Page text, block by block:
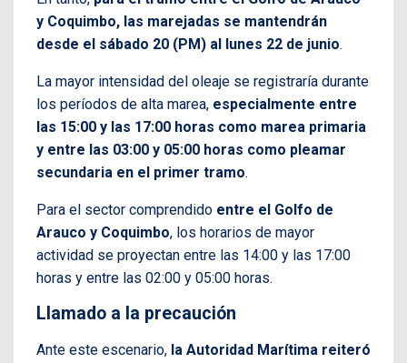
y Coquimbo, las marejadas se mantendrán
desde el sábado 20 (PM) al lunes 22 de junio.
La mayor intensidad del oleaje se registraría durante
los períodos de alta marea, especialmente entre
las 15:00 y las 17:00 horas como marea primaria
y entre las 03:00 y 05:00 horas como pleamar
secundaria en el primer tramo.
Para el sector comprendido entre el Golfo de
Arauco y Coquimbo, los horarios de mayor
actividad se proyectan entre las 14:00 y las 17:00
horas y entre las 02:00 y 05:00 horas.
Llamado a la precaución
Ante este escenario, la Autoridad Marítima reiteró